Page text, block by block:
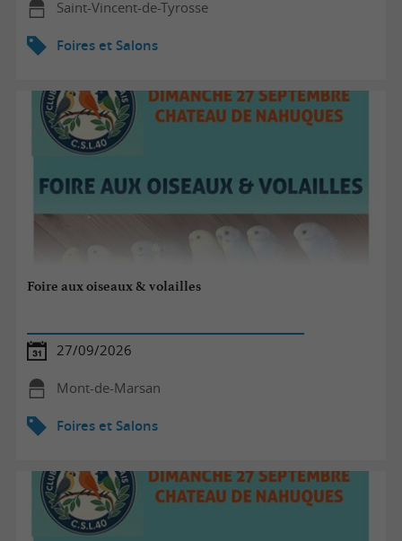
Saint-Vincent-de-Tyrosse
Foires et Salons
Foire aux oiseaux & volailles
27/09/2026
Mont-de-Marsan
Foires et Salons